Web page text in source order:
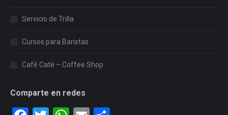
Servicio de Trilla
Cursos para Baristas
Café Caté – Coffee Shop
Comparte en redes